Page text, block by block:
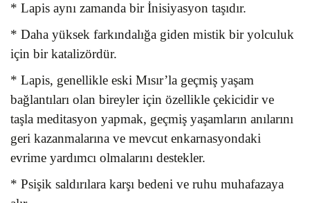
* Lapis aynı zamanda bir İnisiyasyon taşıdır.
* Daha yüksek farkındalığa giden mistik bir yolculuk
için bir katalizördür.
* Lapis, genellikle eski Mısır’la geçmiş yaşam
bağlantıları olan bireyler için özellikle çekicidir ve
taşla meditasyon yapmak, geçmiş yaşamların anılarını
geri kazanmalarına ve mevcut enkarnasyondaki
evrime yardımcı olmalarını destekler.
* Psişik saldırılara karşı bedeni ve ruhu muhafazaya